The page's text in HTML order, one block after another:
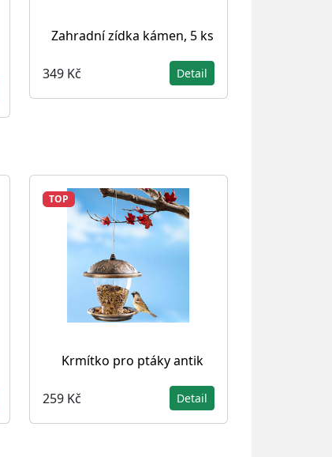
Zahradní zídka kámen, 5 ks
349 Kč Detail
TOP
Krmítko pro ptáky antik
259 Kč Detail